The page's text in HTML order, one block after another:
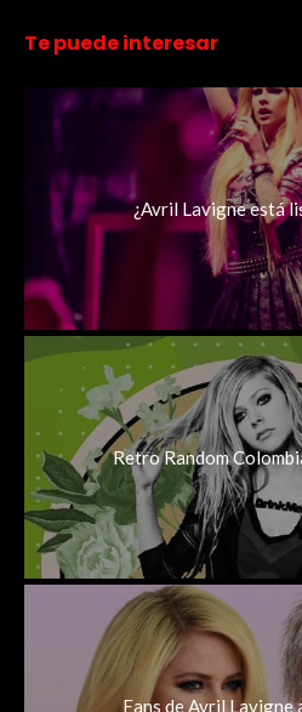
Te puede interesar
¿Avril Lavigne está
Retro Random
Fans de Avril Lavigne